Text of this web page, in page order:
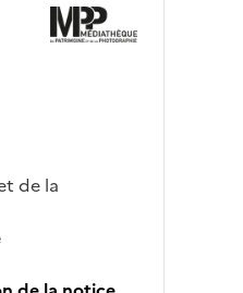
de la